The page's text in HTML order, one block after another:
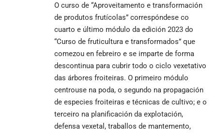
O curso de “Aproveitamento e transformación
de produtos frutícolas” correspóndese co
cuarto e último módulo da edición 2023 do
“Curso de fruticultura e transformados” que
comezou en febreiro e se imparte de forma
descontinua para cubrir todo o ciclo vexetativo
das árbores froiteiras. O primeiro módulo
centrouse na poda, o segundo na propagación
de especies froiteiras e técnicas de cultivo; e o
terceiro na planificación da explotación,
defensa vexetal, traballos de mantemento,